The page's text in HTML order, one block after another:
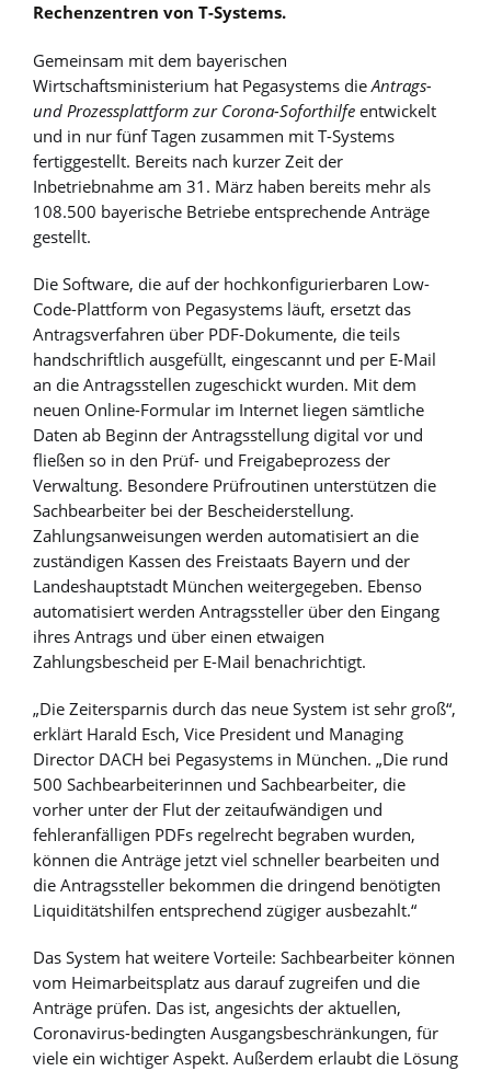
Rechenzentren von T-Systems.
Gemeinsam mit dem bayerischen
Wirtschaftsministerium hat Pegasystems die Antrags-
und Prozessplattform zur Corona-Soforthilfe entwickelt
und in nur fünf Tagen zusammen mit T-Systems
fertiggestellt. Bereits nach kurzer Zeit der
Inbetriebnahme am 31. März haben bereits mehr als
108.500 bayerische Betriebe entsprechende Anträge
gestellt.
Die Software, die auf der hochkonfigurierbaren Low-
Code-Plattform von Pegasystems läuft, ersetzt das
Antragsverfahren über PDF-Dokumente, die teils
handschriftlich ausgefüllt, eingescannt und per E-Mail
an die Antragsstellen zugeschickt wurden. Mit dem
neuen Online-Formular im Internet liegen sämtliche
Daten ab Beginn der Antragsstellung digital vor und
fließen so in den Prüf- und Freigabeprozess der
Verwaltung. Besondere Prüfroutinen unterstützen die
Sachbearbeiter bei der Bescheiderstellung.
Zahlungsanweisungen werden automatisiert an die
zuständigen Kassen des Freistaats Bayern und der
Landeshauptstadt München weitergegeben. Ebenso
automatisiert werden Antragssteller über den Eingang
ihres Antrags und über einen etwaigen
Zahlungsbescheid per E-Mail benachrichtigt.
„Die Zeitersparnis durch das neue System ist sehr groß“,
erklärt Harald Esch, Vice President und Managing
Director DACH bei Pegasystems in München. „Die rund
500 Sachbearbeiterinnen und Sachbearbeiter, die
vorher unter der Flut der zeitaufwändigen und
fehleranfälligen PDFs regelrecht begraben wurden,
können die Anträge jetzt viel schneller bearbeiten und
die Antragssteller bekommen die dringend benötigten
Liquiditätshilfen entsprechend zügiger ausbezahlt.“
Das System hat weitere Vorteile: Sachbearbeiter können
vom Heimarbeitsplatz aus darauf zugreifen und die
Anträge prüfen. Das ist, angesichts der aktuellen,
Coronavirus-bedingten Ausgangsbeschränkungen, für
viele ein wichtiger Aspekt. Außerdem erlaubt die Lösung